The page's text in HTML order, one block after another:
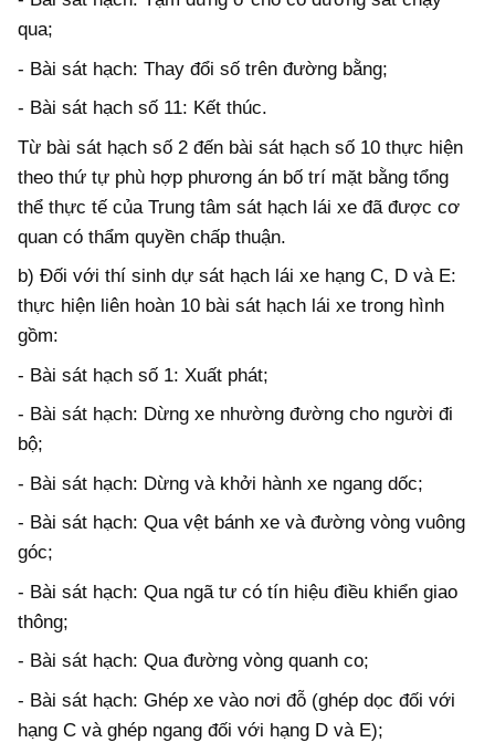
qua;
- Bài sát hạch: Thay đổi số trên đường bằng;
- Bài sát hạch số 11: Kết thúc.
Từ bài sát hạch số 2 đến bài sát hạch số 10 thực hiện
theo thứ tự phù hợp phương án bố trí mặt bằng tổng
thể thực tế của Trung tâm sát hạch lái xe đã được cơ
quan có thẩm quyền chấp thuận.
b) Đối với thí sinh dự sát hạch lái xe hạng C, D và E:
thực hiện liên hoàn 10 bài sát hạch lái xe trong hình
gồm:
- Bài sát hạch số 1: Xuất phát;
- Bài sát hạch: Dừng xe nhường đường cho người đi
bộ;
- Bài sát hạch: Dừng và khởi hành xe ngang dốc;
- Bài sát hạch: Qua vệt bánh xe và đường vòng vuông
góc;
- Bài sát hạch: Qua ngã tư có tín hiệu điều khiển giao
thông;
- Bài sát hạch: Qua đường vòng quanh co;
- Bài sát hạch: Ghép xe vào nơi đỗ (ghép dọc đối với
hạng C và ghép ngang đối với hạng D và E);